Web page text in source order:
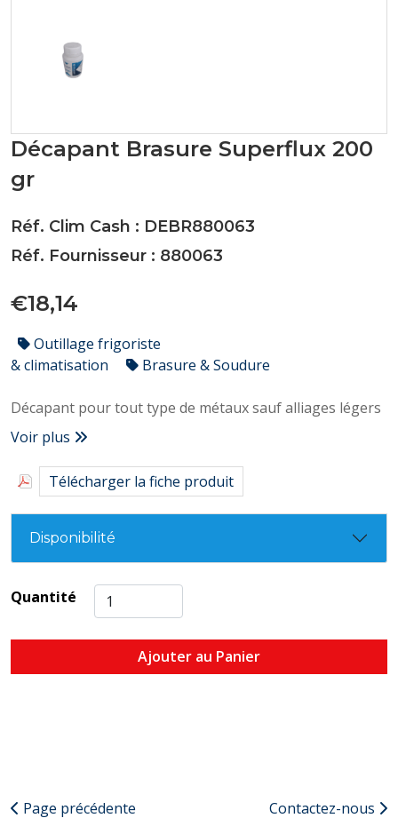
Décapant Brasure Superflux 200
gr
Réf. Clim Cash : DEBR880063
Réf. Fournisseur : 880063
€18,14
Outillage frigoriste
& climatisation
Brasure & Soudure
Décapant pour tout type de métaux sauf alliages légers
Voir plus
Télécharger la fiche produit
Disponibilité
Quantité
Ajouter au Panier
Page précédente Contactez-nous